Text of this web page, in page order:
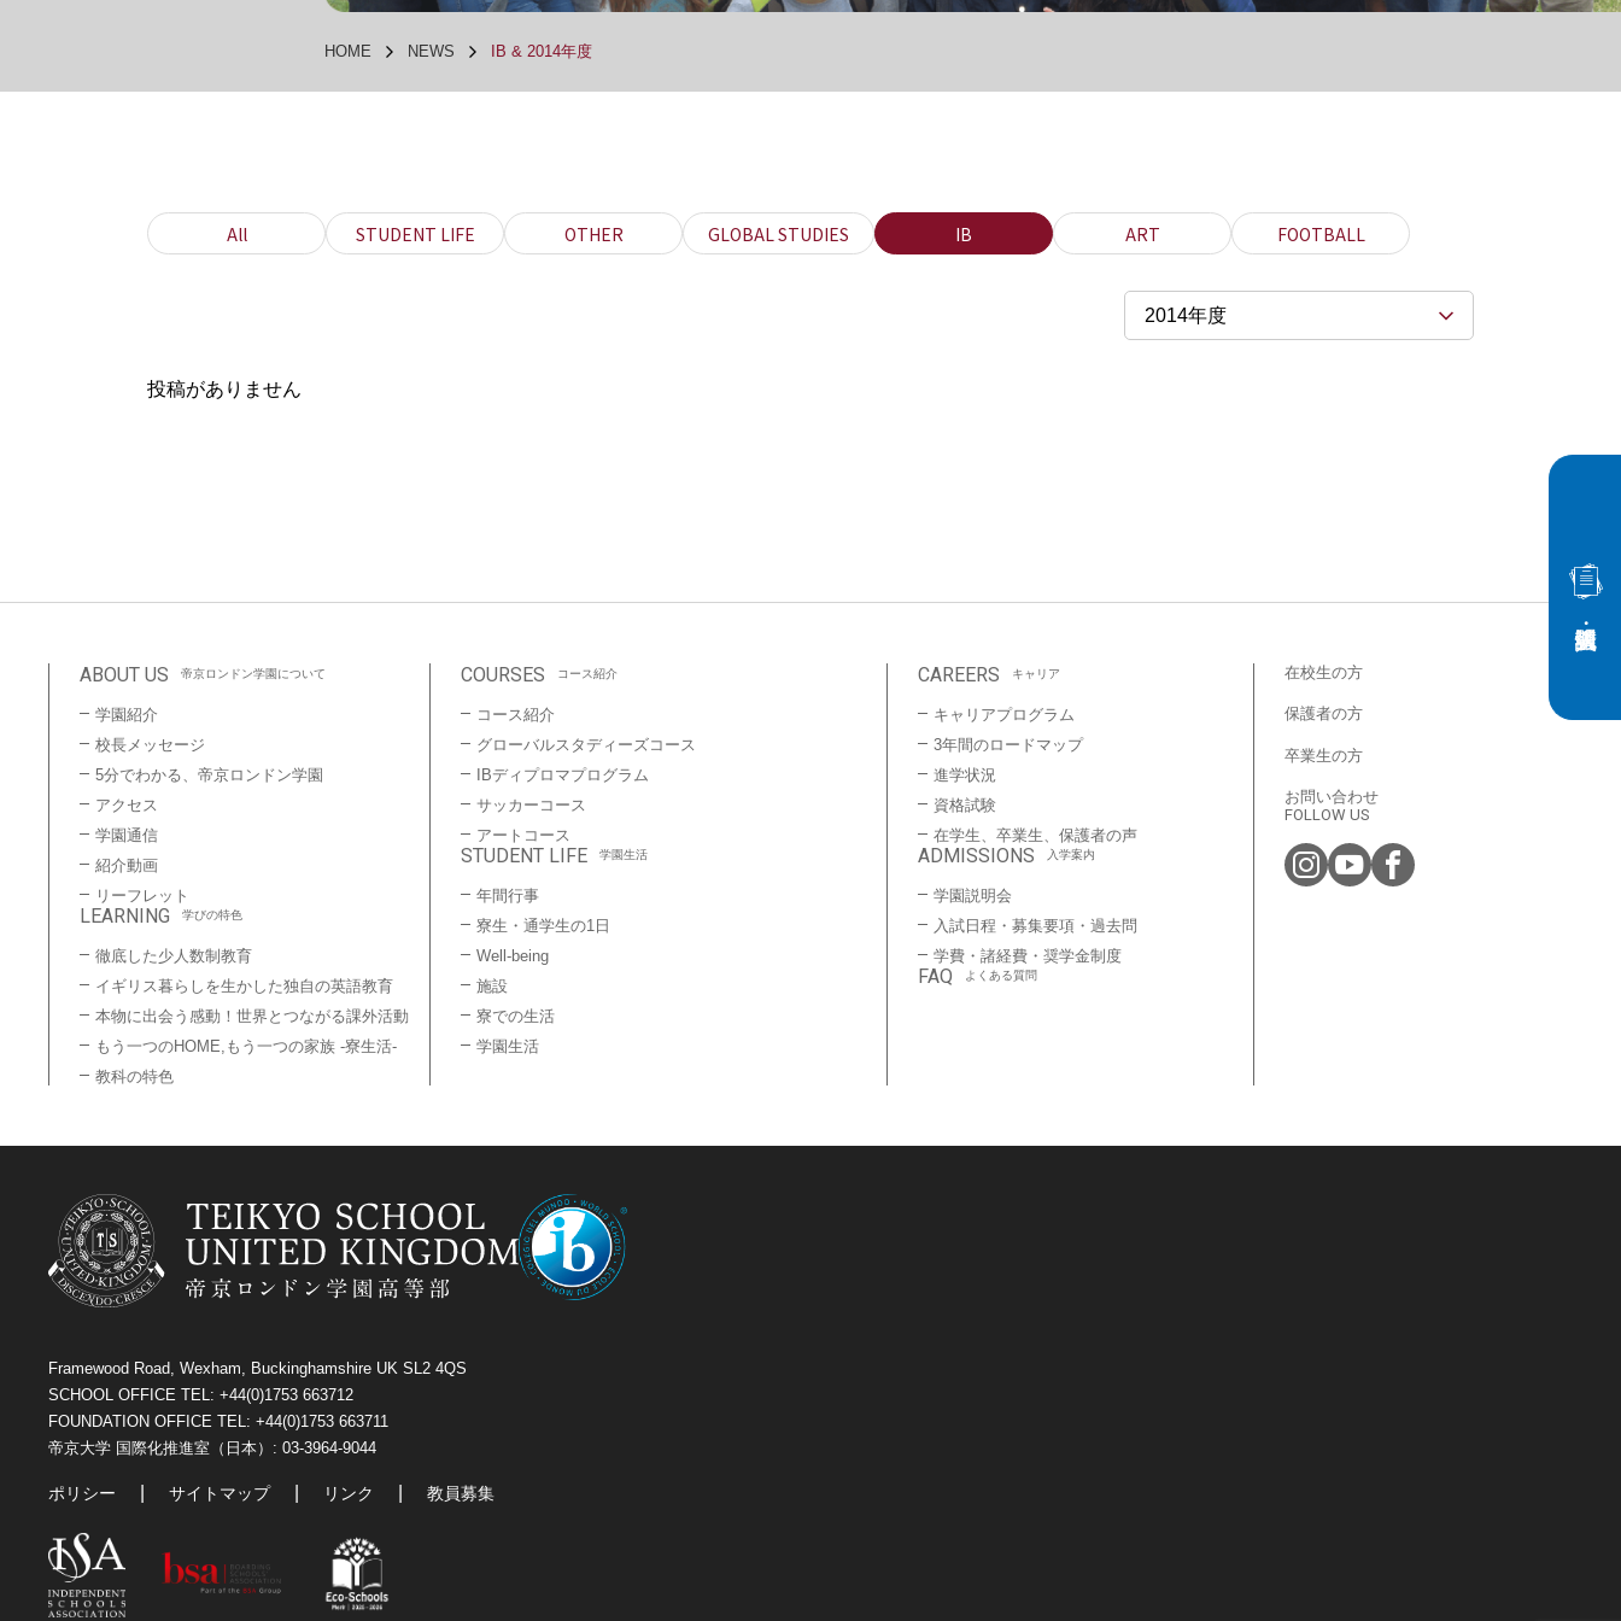
HOME NEWS IB & 2014年度
All STUDENT LIFE OTHER GLOBAL STUDIES IB ART FOOTBALL
2014年度
投稿がありません
ABOUT US 帝京ロンドン学園について
学園紹介
校長メッセージ
5分でわかる、帝京ロンドン学園
アクセス
学園通信
紹介動画
リーフレット
LEARNING 学びの特色
徹底した少人数制教育
イギリス暮らしを生かした独自の英語教育
本物に出会う感動！世界とつながる課外活動
もう一つのHOME,もう一つの家族 -寮生活-
教科の特色
COURSES コース紹介
コース紹介
グローバルスタディーズコース
IBディプロマプログラム
サッカーコース
アートコース
STUDENT LIFE 学園生活
年間行事
寮生・通学生の1日
Well-being
施設
寮での生活
学園生活
CAREERS キャリア
キャリアプログラム
3年間のロードマップ
進学状況
資格試験
在学生、卒業生、保護者の声
ADMISSIONS 入学案内
学園説明会
入試日程・募集要項・過去問
学費・諸経費・奨学金制度
FAQ よくある質問
在校生の方
保護者の方
卒業生の方
お問い合わせ
FOLLOW US
Framewood Road, Wexham, Buckinghamshire UK SL2 4QS
SCHOOL OFFICE TEL: +44(0)1753 663712
FOUNDATION OFFICE TEL: +44(0)1753 663711
帝京大学 国際化推進室（日本）: 03-3964-9044
ポリシー サイトマップ リンク 教員募集